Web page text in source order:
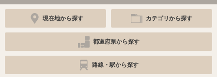
現在地から探す カテゴリから探す
都道府県から探す
路線・駅から探す